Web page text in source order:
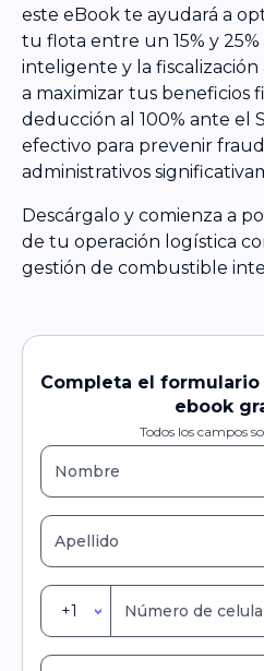
este eBook te ayudará a
tu flota entre un 15% y
inteligente y la fiscalización
a maximizar tus beneficios
deducción al 100% ante el
efectivo para prevenir
administrativos
Descárgalo y comienza a
de tu operación logística
gestión de combustible
Completa el
ebook
Todos los campos
+1